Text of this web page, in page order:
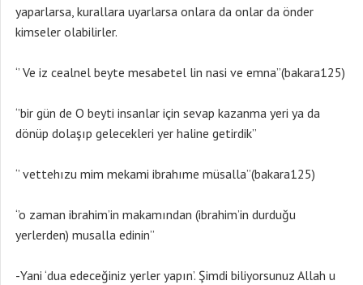
yaparlarsa, kurallara uyarlarsa onlara da onlar da önder
kimseler olabilirler.
‘’ Ve iz cealnel beyte mesabetel lin nasi ve emna’’(bakara125)
‘’bir gün de O beyti insanlar için sevap kazanma yeri ya da
dönüp dolaşıp gelecekleri yer haline getirdik’’
‘’ vettehızu mim mekami ibrahıme müsalla’’(bakara125)
‘’o zaman ibrahim’in makamından (ibrahim’in durduğu
yerlerden) musalla edinin’’
-Yani ‘dua edeceğiniz yerler yapın’. Şimdi biliyorsunuz Allah u